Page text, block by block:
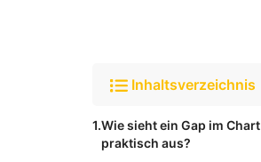
Inhaltsverzeichnis
Wie sieht ein Gap im Chart
praktisch aus?